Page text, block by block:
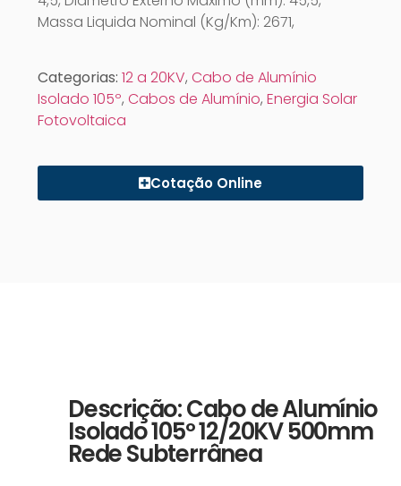
Massa Liquida Nominal (Kg/Km): 2671,
Categorias: 12 a 20KV, Cabo de Alumínio
Isolado 105º, Cabos de Alumínio, Energia Solar
Fotovoltaica
Cotação Online
Descrição: Cabo de Alumínio
Isolado 105º 12/20KV 500mm
Rede Subterrânea